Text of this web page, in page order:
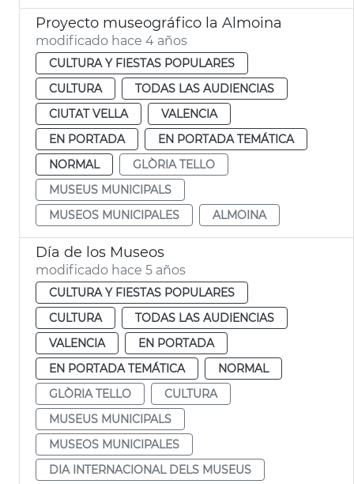
Proyecto museográfico la Almoina
modificado hace 4 años
CULTURA Y FIESTAS POPULARES
CULTURA
TODAS LAS AUDIENCIAS
CIUTAT VELLA
VALENCIA
EN PORTADA
EN PORTADA TEMÁTICA
NORMAL
GLÒRIA TELLO
MUSEUS MUNICIPALS
MUSEOS MUNICIPALES
ALMOINA
Día de los Museos
modificado hace 5 años
CULTURA Y FIESTAS POPULARES
CULTURA
TODAS LAS AUDIENCIAS
VALENCIA
EN PORTADA
EN PORTADA TEMÁTICA
NORMAL
GLÒRIA TELLO
CULTURA
MUSEUS MUNICIPALS
MUSEOS MUNICIPALES
DIA INTERNACIONAL DELS MUSEUS